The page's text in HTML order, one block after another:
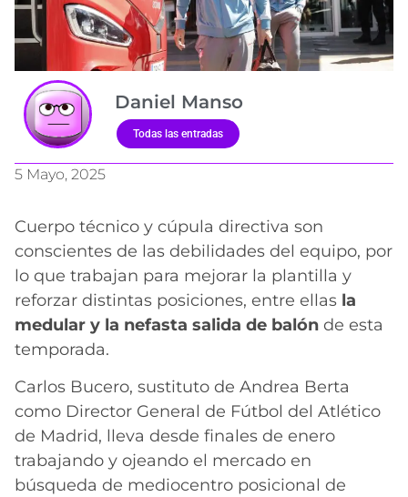
Daniel Manso
Todas las entradas
5 Mayo, 2025
Cuerpo técnico y cúpula directiva son
conscientes de las debilidades del equipo, por
lo que trabajan para mejorar la plantilla y
reforzar distintas posiciones, entre ellas la
medular y la nefasta salida de balón de esta
temporada.
Carlos Bucero, sustituto de Andrea Berta
como Director General de Fútbol del Atlético
de Madrid, lleva desde finales de enero
trabajando y ojeando el mercado en
búsqueda de mediocentro posicional de